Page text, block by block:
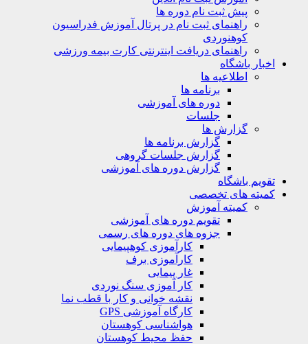
پیش ثبت نام دوره ها
راهنمای ثبت نام در پرتال آموزش فدراسیون
کوهنوردی
راهنمای دریافت اینترنتی کارت بیمه ورزشی
باشگاه
اطلاعیه ها
برنامه ها
دوره های آموزشی
جلسات
گزارش ها
گزارش برنامه ها
گزارش جلسات گروهی
گزارش دوره های آموزشی
باشگاه
های تخصصی
کمیته آموزش
تقویم دوره های آموزشی
جزوه های دوره های رسمی
کارآموزی کوهپیمایی
کارآموزی برف
غار پیمایی
کار آموزی سنگ نوردی
نقشه خوانی و کار با قطب نما
کارگاه آموزشی GPS
هواشناسی کوهستان
حفظ محیط کوهستان